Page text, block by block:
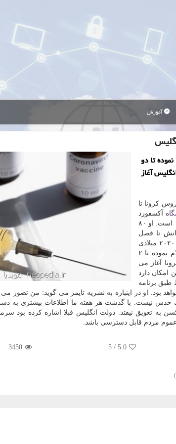
آموزش
تا دو
آغاز
كرونا تا
آكسفورد
انگلیس هم اكنون مشغول تحقیق روی یك واكسن كووید ۱۹ است. او ۸۰
تا فصل
پاییز آماده است. ماه گذشته او گفته بود كه احیانا تا آخر ۲۰۲۰ میلادی
واكسن بالقوه ای برای این ویروس بسازد. اما او حالا اعلام نموده تا ۲
آغاز می
امكان دارد
طبق برنامه
بود. او در اینباره به نشریه تایمز می گوید: من تصور
حدس نیست. با گذشت هر هفته ما اطلاعات بیشتری به
به تعویق نیفتد. دولت انگلیس قبلا اشاره كرده بود
عموم مردم قابل دسترسی باشد.
5.0
/
5
3450